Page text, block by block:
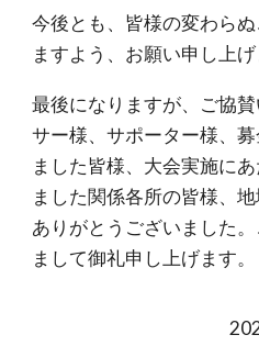
今後とも、皆様の変わら
ますよう、お願い申し上げ
最後になりますが、ご協
サー様、サポーター様、
ました皆様、大会実施に
ました関係各所の皆様、
ありがとうございました
まして御礼申し上げます。